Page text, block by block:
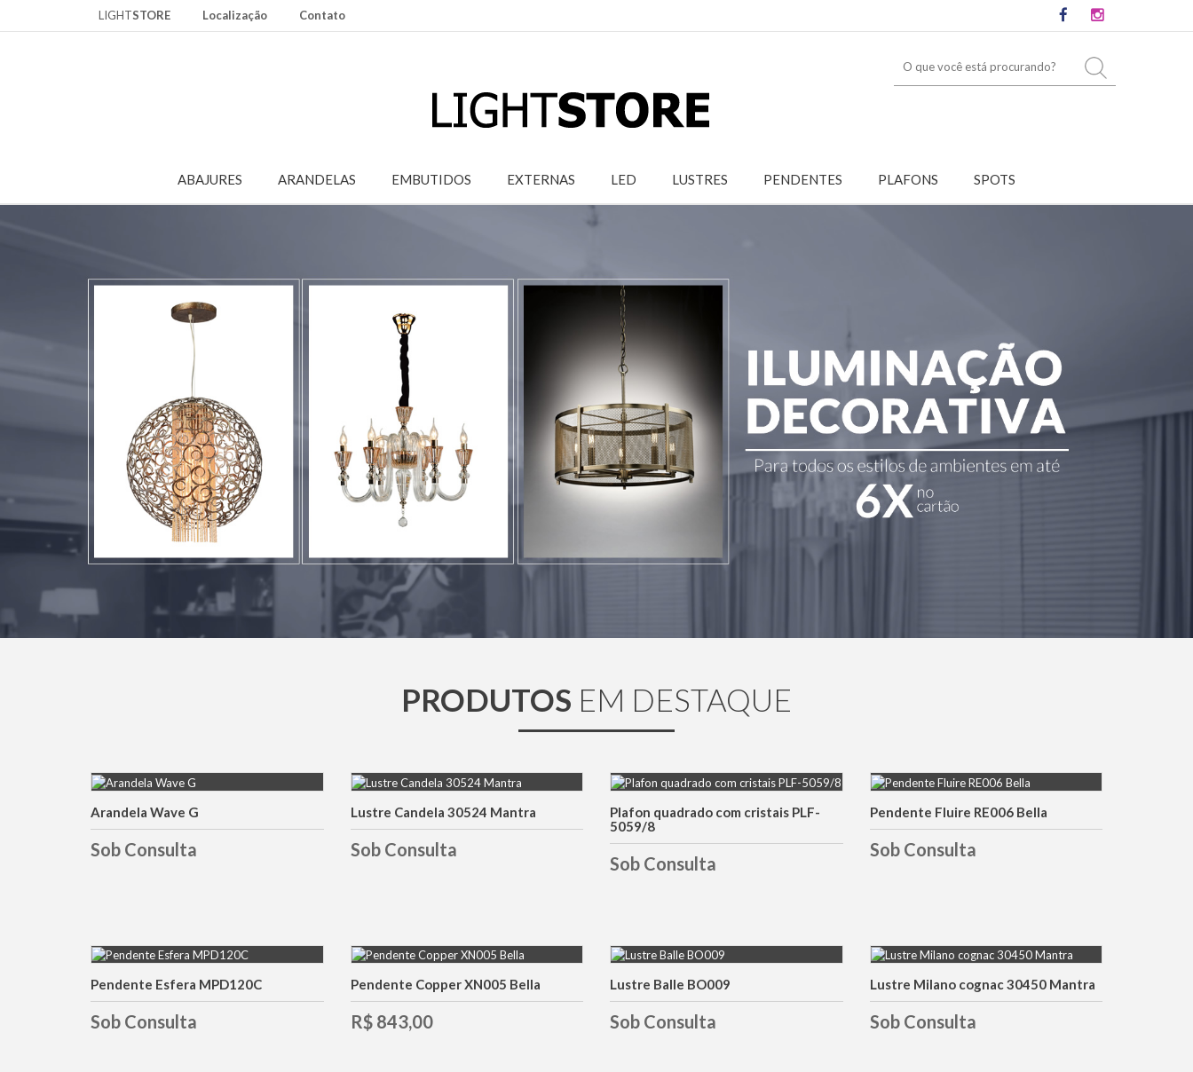
LIGHTSTORE Localização Contato
ABAJURES ARANDELAS EMBUTIDOS EXTERNAS LED LUSTRES PENDENTES PLAFONS SPOTS
PRODUTOS EM DESTAQUE
DETALHES
Arandela Wave G
Sob Consulta
DETALHES
Lustre Candela 30524 Mantra
Sob Consulta
DETALHES
Plafon quadrado com cristais PLF-
5059/8
Sob Consulta
DETALHES
Pendente Fluire RE006 Bella
Sob Consulta
DETALHES
Pendente Esfera MPD120C
Sob Consulta
DETALHES
Pendente Copper XN005 Bella
R$ 843,00
DETALHES
Lustre Balle BO009
Sob Consulta
DETALHES
Lustre Milano cognac 30450 Mantra
Sob Consulta